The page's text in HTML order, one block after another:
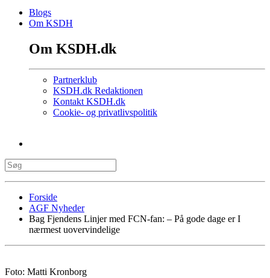
Blogs
Om KSDH
Om KSDH.dk
Partnerklub
KSDH.dk Redaktionen
Kontakt KSDH.dk
Cookie- og privatlivspolitik
Forside
AGF Nyheder
Bag Fjendens Linjer med FCN-fan: – På gode dage er I
nærmest uovervindelige
Foto: Matti Kronborg